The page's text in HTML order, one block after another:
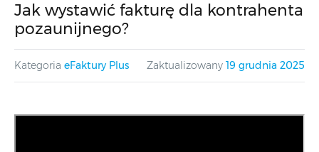
Jak wystawić fakturę dla kontrahenta
pozaunijnego?
Kategoria eFaktury Plus Zaktualizowany 19 grudnia 2025